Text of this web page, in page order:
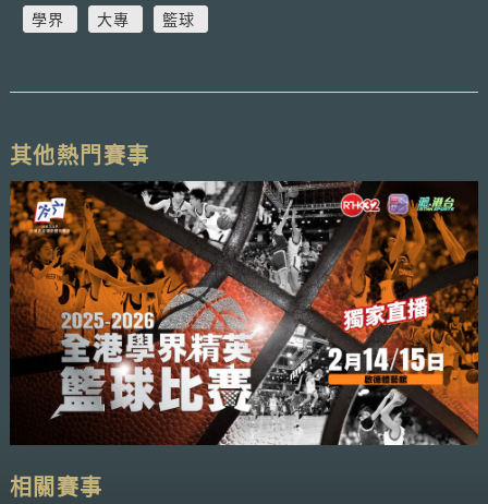
學界 大專 籃球
其他熱門賽事
相關賽事